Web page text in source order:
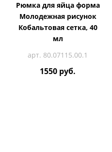
Рюмка для яйца форма
Молодежная рисунок
Кобальтовая сетка, 40
мл
арт. 80.07115.00.1
1550 руб.